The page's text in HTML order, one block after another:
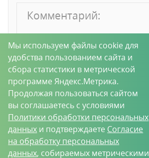
Отправить
Мы используем файлы cookie для
удобства пользованием сайта и
сбора статистики в метрической
программе Яндекс.Метрика.
Продолжая пользоваться сайтом
вы соглашаетесь с условиями
Политики обработки персональных
данных и подтверждаете Согласие
на обработку персональных
данных, собираемых метрическими